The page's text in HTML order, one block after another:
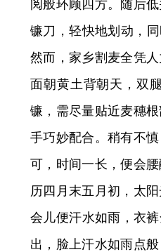
阅般环顾四 方。随后
镰刀，轻快地划动，
然而，家乡割麦全凭
面朝黄土背朝天，双
镰，需尽量贴近麦穗
手巧妙配合。稍有不
可，时间一长，便会
历四月末五月初，太
会儿便汗水如雨，衣
出，脸上汗水如雨点